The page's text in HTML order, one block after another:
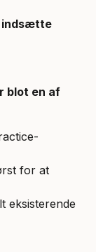
indsætte
blot en af
for at
eksisterende